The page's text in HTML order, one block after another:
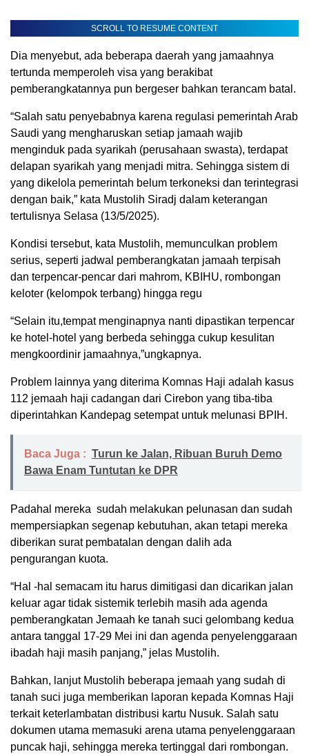
SCROLL TO RESUME CONTENT
Dia menyebut, ada beberapa daerah yang jamaahnya
tertunda memperoleh visa yang berakibat
pemberangkatannya pun bergeser bahkan terancam batal.
“Salah satu penyebabnya karena regulasi pemerintah Arab
Saudi yang mengharuskan setiap jamaah wajib
menginduk pada syarikah (perusahaan swasta), terdapat
delapan syarikah yang menjadi mitra. Sehingga sistem di
yang dikelola pemerintah belum terkoneksi dan terintegrasi
dengan baik,” kata Mustolih Siradj dalam keterangan
tertulisnya Selasa (13/5/2025).
Kondisi tersebut, kata Mustolih, memunculkan problem
serius, seperti jadwal pemberangkatan jamaah terpisah
dan terpencar-pencar dari mahrom, KBIHU, rombongan
keloter (kelompok terbang) hingga regu
“Selain itu,tempat menginapnya nanti dipastikan terpencar
ke hotel-hotel yang berbeda sehingga cukup kesulitan
mengkoordinir jamaahnya,”ungkapnya.
Problem lainnya yang diterima Komnas Haji adalah kasus
112 jemaah haji cadangan dari Cirebon yang tiba-tiba
diperintahkan Kandepag setempat untuk melunasi BPIH.
Baca Juga : Turun ke Jalan, Ribuan Buruh Demo
Bawa Enam Tuntutan ke DPR
Padahal mereka sudah melakukan pelunasan dan sudah
mempersiapkan segenap kebutuhan, akan tetapi mereka
diberikan surat pembatalan dengan dalih ada
pengurangan kuota.
“Hal -hal semacam itu harus dimitigasi dan dicarikan jalan
keluar agar tidak sistemik terlebih masih ada agenda
pemberangkatan Jemaah ke tanah suci gelombang kedua
antara tanggal 17-29 Mei ini dan agenda penyelenggaraan
ibadah haji masih panjang,” jelas Mustolih.
Bahkan, lanjut Mustolih beberapa jemaah yang sudah di
tanah suci juga memberikan laporan kepada Komnas Haji
terkait keterlambatan distribusi kartu Nusuk. Salah satu
dokumen utama memasuki arena utama penyelenggaraan
puncak haji, sehingga mereka tertinggal dari rombongan.